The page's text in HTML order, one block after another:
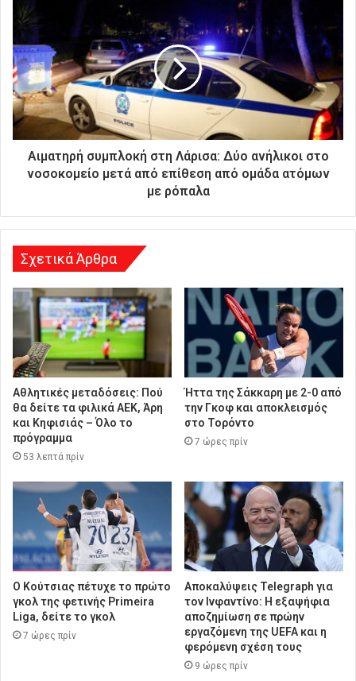
σ
α
ς
δ
ι
σ
Αιματηρή συμπλοκή στη Λάρισα: Δύο ανήλικοι στο
νοσοκομείο μετά από επίθεση από ομάδα ατόμων
με ρόπαλα
Σχετικά Άρθρα
Αθλητικές μεταδόσεις: Πού
θα δείτε τα φιλικά ΑΕΚ, Άρη
και Κηφισιάς – Όλο το
πρόγραμμα
53 λεπτά πρίν
Ήττα της Σάκκαρη με 2-0 από
την Γκοφ και αποκλεισμός
στο Τορόντο
7 ώρες πρίν
Ο Κούτσιας πέτυχε το πρώτο
γκολ της φετινής Primeira
Liga, δείτε το γκολ
7 ώρες πρίν
Αποκαλύψεις Telegraph για
τον Ινφαντίνο: Η εξαψήφια
αποζημίωση σε πρώην
εργαζόμενη της UEFA και η
φερόμενη σχέση τους
9 ώρες πρίν